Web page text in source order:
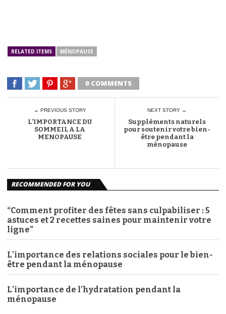
RELATED ITEMS MÉNOPAUSE
0 COMMENTS
← PREVIOUS STORY
L’IMPORTANCE DU
SOMMEIL A LA
MENOPAUSE
NEXT STORY →
Suppléments naturels
pour soutenir votre bien-
être pendant la
ménopause
RECOMMENDED FOR YOU
“Comment profiter des fêtes sans culpabiliser : 5
astuces et 2 recettes saines pour maintenir votre
ligne”
L’importance des relations sociales pour le bien-
être pendant la ménopause
L’importance de l’hydratation pendant la
ménopause